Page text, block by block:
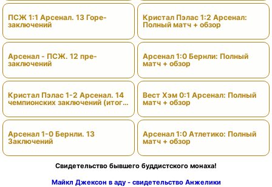
ПСЖ 1:1 Арсенал. 13 Горе-
заключений
Арсенал - ПСЖ. 12 пре-
заключений
Кристал Пэлас 1-2 Арсенал. 14
чемпионских заключений (итоги
Арсенал 1-0 Бернли. 13
Заключений
Кристал Пэлас 1:2 Арсенал:
Полный матч + обзор
Арсенал 1:0 Бернли: Полный
матч + обзор
Вест Хэм 0:1 Арсенал: Полный
матч + обзор
Арсенал 1:0 Атлетико: Полный
матч + обзор
Свидетельство бывшего буддистского монаха!
Майкл Джексон в аду - свидетельство Анжелики